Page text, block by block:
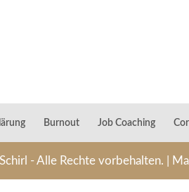
Burnout Job Coaching
- Alle Rechte vorbehalten. |